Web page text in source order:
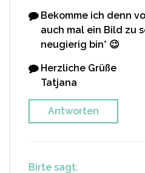
Bekomme ich denn
auch mal ein Bild zu
neugierig bin* 😉
Herzliche Grüße
Tatjana
Antworten
Birte sagt: